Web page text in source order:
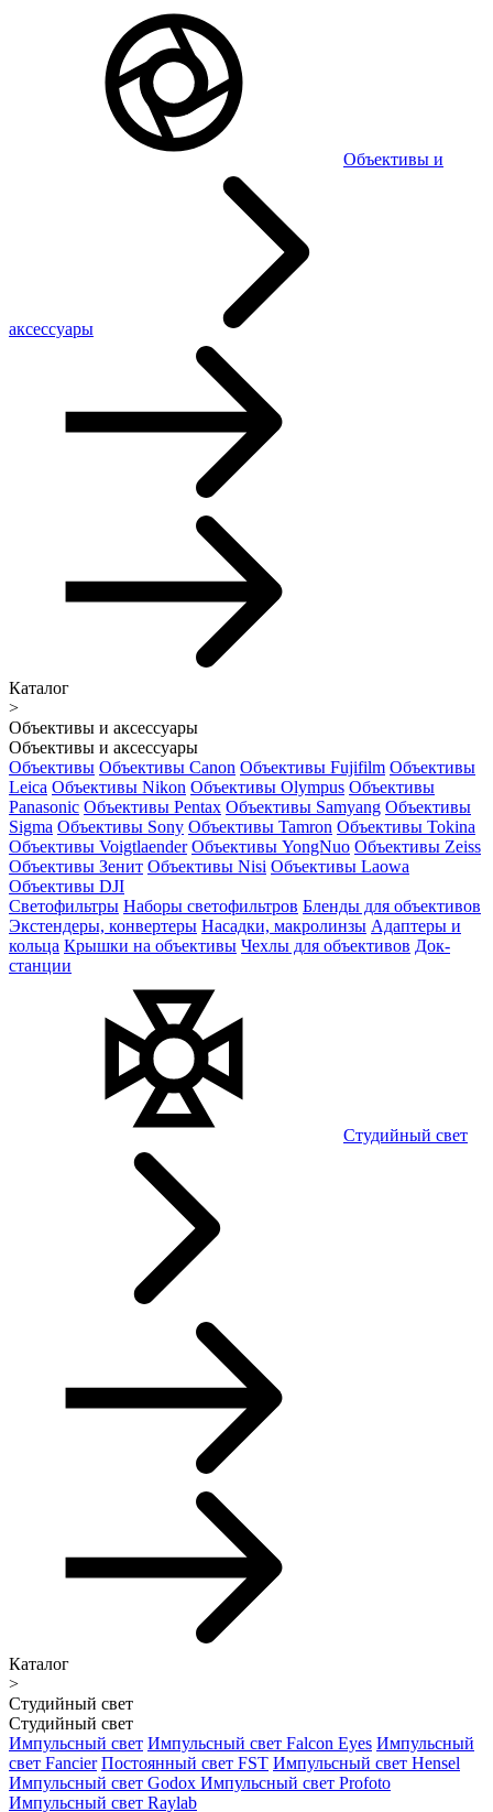
Объективы и
аксессуары
Каталог
>
Объективы и аксессуары
Объективы и аксессуары
Объективы Объективы Canon Объективы Fujifilm Объективы
Leica Объективы Nikon Объективы Olympus Объективы
Panasonic Объективы Pentax Объективы Samyang Объективы
Sigma Объективы Sony Объективы Tamron Объективы Tokina
Объективы Voigtlaender Объективы YongNuo Объективы Zeiss
Объективы Зенит Объективы Nisi Объективы Laowa
Объективы DJI
Светофильтры Наборы светофильтров Бленды для объективов
Экстендеры, конвертеры Насадки, макролинзы Адаптеры и
кольца Крышки на объективы Чехлы для объективов Док-
станции
Студийный свет
Каталог
>
Студийный свет
Студийный свет
Импульсный свет Импульсный свет Falcon Eyes Импульсный
свет Fancier Постоянный свет FST Импульсный свет Hensel
Импульсный свет Godox Импульсный свет Profoto
Импульсный свет Raylab